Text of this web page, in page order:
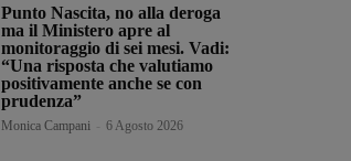
Punto Nascita, no alla deroga
ma il Ministero apre al
monitoraggio di sei mesi. Vadi:
“Una risposta che valutiamo
positivamente anche se con
prudenza”
Monica Campani 6 Agosto 2026